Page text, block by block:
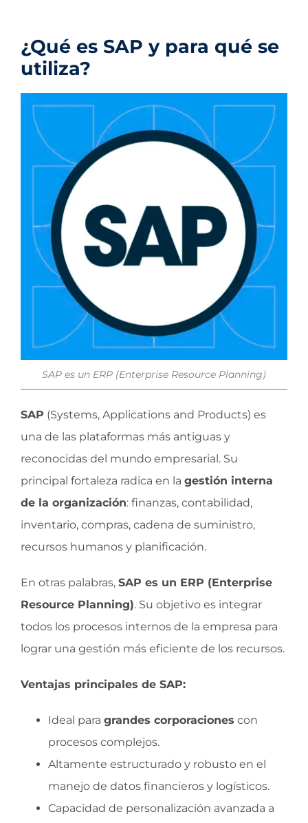
¿Qué es SAP y para qué se
utiliza?
SAP es un ERP (Enterprise Resource Planning)
SAP (Systems, Applications and Products) es
una de las plataformas más antiguas y
reconocidas del mundo empresarial. Su
principal fortaleza radica en la gestión interna
de la organización: finanzas, contabilidad,
inventario, compras, cadena de suministro,
recursos humanos y planificación.
En otras palabras, SAP es un ERP (Enterprise
Resource Planning). Su objetivo es integrar
todos los procesos internos de la empresa para
lograr una gestión más eficiente de los recursos.
Ventajas principales de SAP:
Ideal para grandes corporaciones con
procesos complejos.
Altamente estructurado y robusto en el
manejo de datos financieros y logísticos.
Capacidad de personalización avanzada a